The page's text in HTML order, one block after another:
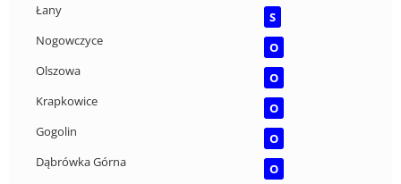
Łany
S
Nogowczyce
O
Olszowa
O
Krapkowice
O
Gogolin
O
Dąbrówka Górna
O